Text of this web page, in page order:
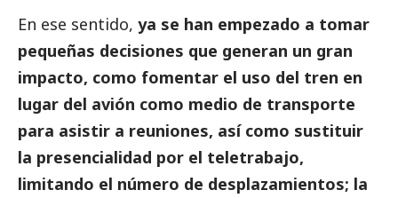
En ese sentido, ya se han empezado a tomar
pequeñas decisiones que generan un gran
impacto, como fomentar el uso del tren en
lugar del avión como medio de transporte
para asistir a reuniones, así como sustituir
la presencialidad por el teletrabajo,
limitando el número de desplazamientos; la